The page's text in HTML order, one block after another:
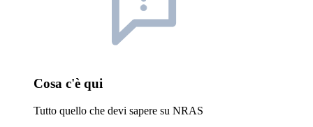
Cosa c'è qui
Tutto quello che devi sapere su NRAS